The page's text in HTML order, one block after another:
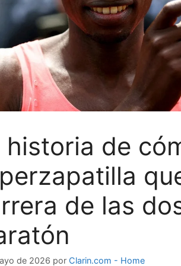
historia de
de las
de 2026 por Clarin.com - Home